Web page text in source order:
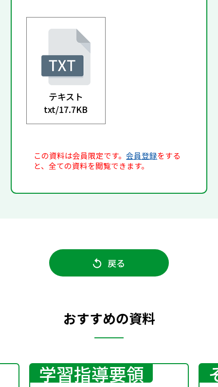
テキスト
txt/17.7KB
この資料は会員限定です。会員登録をする
と、全ての資料を閲覧できます。
戻る
おすすめの資料
学習指導要領